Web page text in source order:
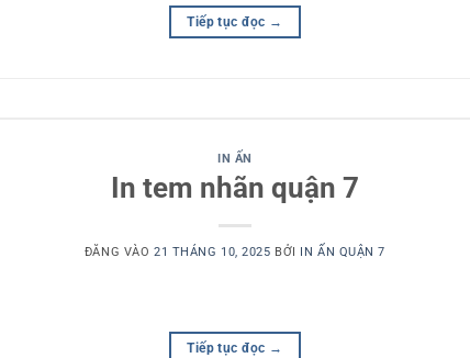
Tiếp tục đọc →
IN ẤN
In tem nhãn quận 7
ĐĂNG VÀO 21 THÁNG 10, 2025 BỞI IN ẤN QUẬN 7
Tiếp tục đọc →